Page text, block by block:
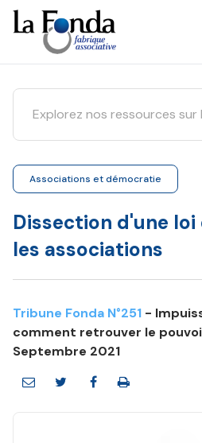
Aller
au
contenu
principal
Associations et démocratie
Dissection d'une
les associations
Tribune Fonda N°251 -
comment retrouver le
Septembre 2021